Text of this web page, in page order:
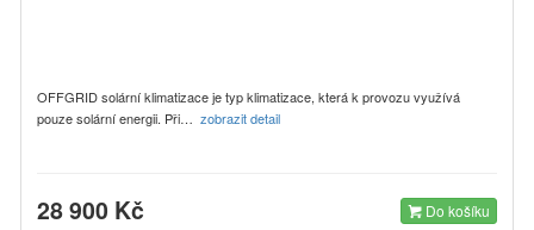
OFFGRID solární klimatizace je typ klimatizace, která k provozu využívá
pouze solární energii. Při… zobrazit detail
28 900 Kč Do košíku